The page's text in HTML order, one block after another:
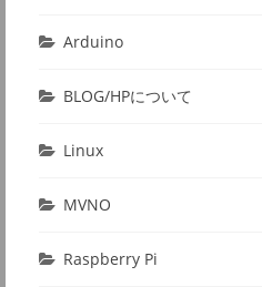
Arduino
BLOG/HPについて
Linux
MVNO
Raspberry Pi